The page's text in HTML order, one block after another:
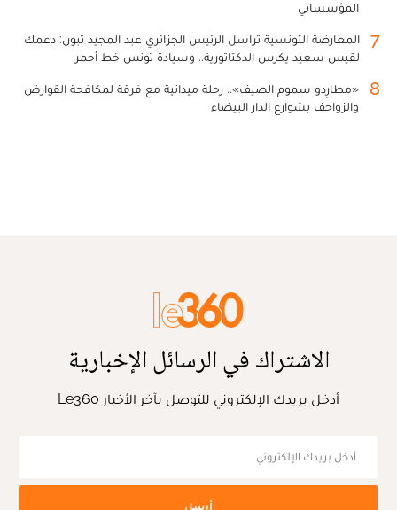
المؤسساتي
7
المعارضة التونسية تراسل الرئيس الجزائري عبد المجيد تبون: دعمك
لقيس سعيد يكرس الدكتاتورية.. وسيادة تونس خط أحمر
8
«مطارِدو سموم الصيف».. رحلة ميدانية مع فرقة لمكافحة القوارض
والزواحف بشوارع الدار البيضاء
الاشتراك في الرسائل الإخبارية
أدخل بريدك الإلكتروني للتوصل بآخر الأخبار Le360
أرسل